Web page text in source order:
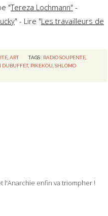
l'Anarchie enfin va triompher !
"Tereza Lochmann" -
" - Lire "Les travailleurs de
, ART TAGS : RADIO SOUPENTE
DUBUFFET, PIKEKOU ,SHLOMO